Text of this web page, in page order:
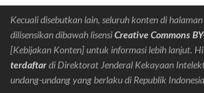
Kecuali disebutkan lain, seluruh konten di
dilisensikan dibawah lisensiCreative Commons
[Kebijakan Konten] untuk informasi lebih lanjut.
terdaftardi Direktorat Jenderal Kekayaan
undang-undang yang berlaku di Republik